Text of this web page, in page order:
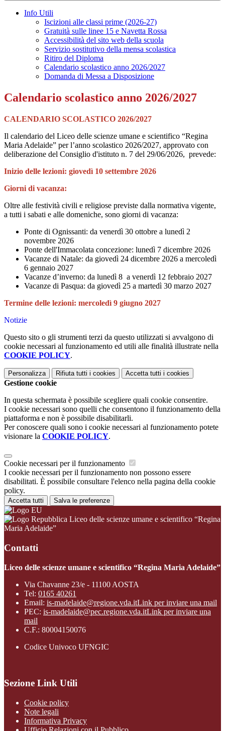
Info Utili
Iscizioni alle classi prime (2026-27)
Gratuità sulle linee 15 e Navetta Rossa
Accessibilità del sito web della scuola
Servizio sostitutivo della mensa scolastica
Ritiro del Diploma
Calendario scolastico anno 2026/2027
Domanda di Messa a Disposizione
Calendario scolastico anno 2026/2027
CALENDARIO SCOLASTICO 2026/2027
Il calendario del Liceo delle scienze umane e scientifico “Regina
Maria Adelaide” per l’anno scolastico 2026/2027, approvato con
deliberazione del Consiglio d'istituto n. 7 del 29/06/2026, prevede:
Inizio delle lezioni: giovedì 10 settembre 2026
Giorni di vacanza:
Oltre alle festività civili e religiose previste dalla normativa vigente,
a tutti i sabati e alle domeniche, sono giorni di vacanza:
Ponte di Ognissanti: da venerdì 30 ottobre a lunedì 2
novembre 2026
Ponte dell'Immacolata concezione: lunedì 7 dicembre 2026
Vacanze di Natale: da giovedì 24 dicembre 2026 a mercoledì
6 gennaio 2027
Vacanze d’inverno: da lunedì 8 a venerdì 12 febbraio 2027
Vacanze di Pasqua: da giovedì 25 a martedì 30 marzo 2027
Termine delle lezioni: mercoledì 9 giugno 2027
Notizie
Questo sito o gli strumenti terzi da questo utilizzati si avvalgono di
cookie necessari al funzionamento ed utili alle finalità illustrate nella
COOKIE POLICY.
Personalizza Rifiuta tutti i cookies Accetta tutti i cookies
Gestione cookie
In questa schermata è possibile scegliere quali cookie consentire.
I cookie necessari sono quelli che consentono il funzionamento della
piattaforma e non è possibile disabilitarli.
Per conoscere quali sono i cookie necessari al funzionamento potete
visionare la COOKIE POLICY.
Cookie necessari per il funzionamento
I cookie necessari per il funzionamento non possono essere
disabilitati. È possibile consultare l'elenco nella pagina della cookie
policy.
Accetta tutti Salva le preferenze
Liceo delle scienze umane e scientifico “Regina
Maria Adelaide”
Contatti
Liceo delle scienze umane e scientifico “Regina Maria Adelaide”
Via Chavanne 23/e - 11100 AOSTA
Tel: 0165 40261
Email: is-madelaide@regione.vda.itLink per inviare una mail
PEC: is-madelaide@pec.regione.vda.itLink per inviare una
mail
C.F.: 80004150076
Codice Univoco UFNGIC
Sezione Link Utili
Cookie policy
Note legali
Informativa Privacy